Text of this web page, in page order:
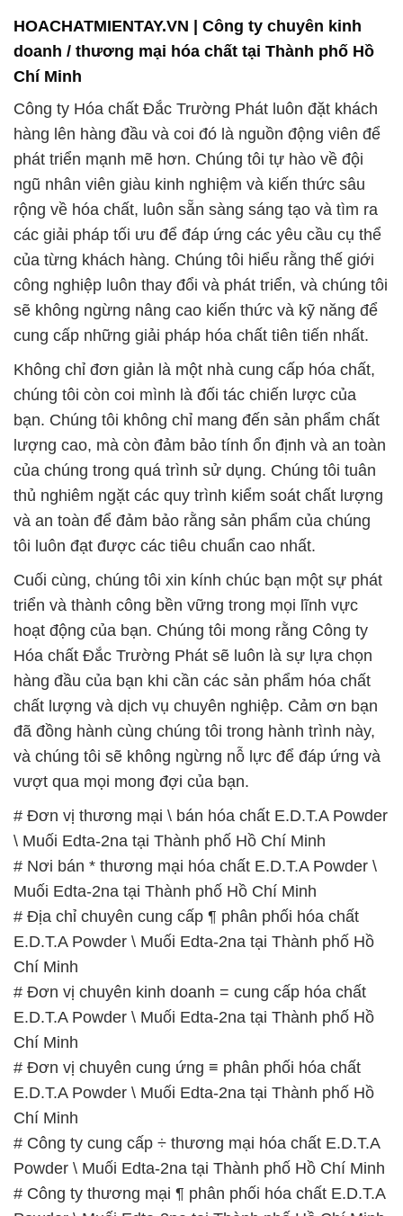
các giải pháp tối ưu để đáp ứng các yêu cầu cụ thể
của từng khách hàng. Chúng tôi hiểu rằng thế giới
công nghiệp luôn thay đổi và phát triển, và chúng tôi
cung cấp những giải pháp hóa chất tiên tiến nhất.
Không chỉ đơn giản là một nhà cung cấp hóa chất,
chúng tôi còn coi mình là đối tác chiến lược của
bạn. Chúng tôi không chỉ mang đến sản phẩm chất
lượng cao, mà còn đảm bảo tính ổn định và an toàn
của chúng trong quá trình sử dụng. Chúng tôi tuân
thủ nghiêm ngặt các quy trình kiểm soát chất lượng
và an toàn để đảm bảo rằng sản phẩm của chúng
tôi luôn đạt được các tiêu chuẩn cao nhất.
Cuối cùng, chúng tôi xin kính chúc bạn một sự phát
triển và thành công bền vững trong mọi lĩnh vực
hoạt động của bạn. Chúng tôi mong rằng Công ty
Hóa chất Đắc Trường Phát sẽ luôn là sự lựa chọn
hàng đầu của bạn khi cần các sản phẩm hóa chất
chất lượng và dịch vụ chuyên nghiệp. Cảm ơn bạn
đã đồng hành cùng chúng tôi trong hành trình này,
và chúng tôi sẽ không ngừng nỗ lực để đáp ứng và
# Đơn vị thương mại \ bán hóa chất E.D.T.A Powder
\ Muối Edta-2na tại Thành phố Hồ Chí Minh
# Nơi bán * thương mại hóa chất E.D.T.A Powder \
Muối Edta-2na tại Thành phố Hồ Chí Minh
# Địa chỉ chuyên cung cấp ¶ phân phối hóa chất
E.D.T.A Powder \ Muối Edta-2na tại Thành phố Hồ
Chí Minh
# Đơn vị chuyên kinh doanh = cung cấp hóa chất
Chí Minh
# Đơn vị chuyên cung ứng ≡ phân phối hóa chất
E.D.T.A Powder \ Muối Edta-2na tại Thành phố Hồ
Chí Minh
# Công ty cung cấp ÷ thương mại hóa chất E.D.T.A
Powder \ Muối Edta-2na tại Thành phố Hồ Chí Minh
# Công ty thương mại ¶ phân phối hóa chất E.D.T.A
Powder \ Muối Edta-2na tại Thành phố Hồ Chí Minh
# Nơi chuyên bán ↔ cung ứng hóa chất E.D.T.A
Powder \ Muối Edta-2na tại Thành phố Hồ Chí Minh
# Công ty chuyên cung cấp ∞ phân phối hóa chất
E.D.T.A Powder \ Muối Edta-2na tại Thành phố Hồ
Chí Minh
# Địa chỉ kinh doanh \ phân phối hóa chất E.D.T.A
Powder \ Muối Edta-2na tại Thành phố Hồ Chí Minh
# Nơi kinh doanh ¯ cung cấp hóa chất E.D.T.A